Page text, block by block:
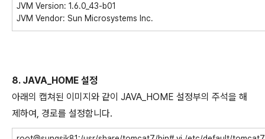
JVM Version: 1.6.0_43-b01
JVM Vendor: Sun Microsystems Inc.
8. JAVA_HOME 설정
아래의 캡쳐된 이미지와 같이 JAVA_HOME 설정부의 주석을 해
제하여, 경로를 설정함니다.